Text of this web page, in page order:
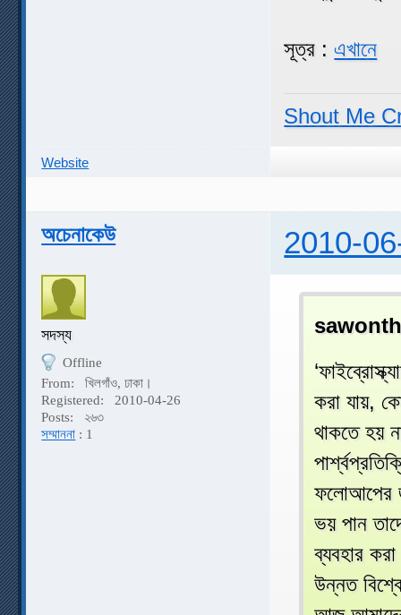
সূত্র :এখানে
Shout Me
Website
অচেনাকেউ 2010-
সদস্য
Offline
From:
খিলগাঁও, ঢাকা।
Registered:
2010-04-26
Posts:
২৬৩
সম্মাননা : 1
করা যায়,
থাকতে হয়
ফলোআপের
ভয় পান
ব্যবহার
উন্নত